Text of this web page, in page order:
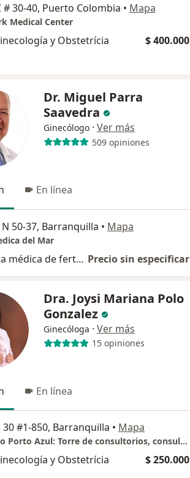
# 30-40, Puerto Colombia • Mapa
Medical Center
y Obstetrícia $ 400.000
Dr. Miguel Parra
Saavedra
Ginecólogo · Ver más
509 opiniones
En línea
N 50-37, Barranquilla • Mapa
del Mar
Consulta médica de fertilidad Precio sin especificar
Dra. Joysi Mariana Polo
Gonzalez
Ginecóloga · Ver más
15 opiniones
En línea
30 #1-850, Barranquilla • Mapa
Complejo Porto Azul: Torre de consultorios, consultorio 427.
y Obstetrícia $ 250.000